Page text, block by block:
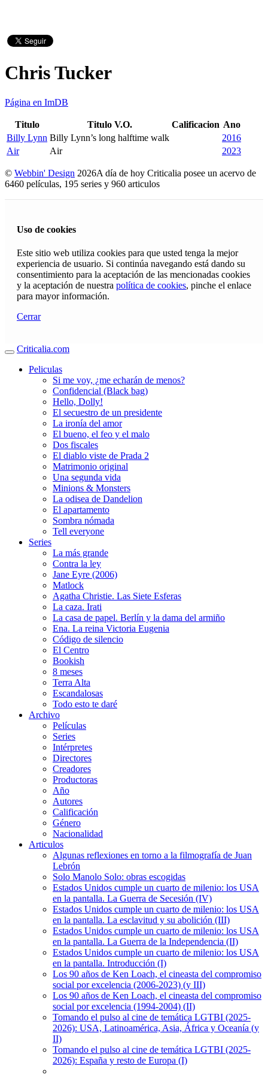
Chris Tucker
Página en ImDB
Titulo Titulo V.O. Calificacion Ano
Billy Lynn Billy Lynn’s long halftime walk
2016
Air
Air 2023
© Webbin' Design 2026A día de hoy Criticalia posee un acervo de
6460 películas, 195 series y 960 articulos
Uso de cookies
Este sitio web utiliza cookies para que usted tenga la mejor
experiencia de usuario. Si continúa navegando está dando su
consentimiento para la aceptación de las mencionadas cookies
y la aceptación de nuestra política de cookies, pinche el enlace
para mayor información.
Cerrar
Criticalia.com
Peliculas
Si me voy, ¿me echarán de menos?
Confidencial (Black bag)
Hello, Dolly!
El secuestro de un presidente
La ironía del amor
El bueno, el feo y el malo
Dos fiscales
El diablo viste de Prada 2
Matrimonio original
Una segunda vida
Minions & Monsters
La odisea de Dandelion
El apartamento
Sombra nómada
Tell everyone
Series
La más grande
Contra la ley
Jane Eyre (2006)
Matlock
Agatha Christie. Las Siete Esferas
La caza. Irati
La casa de papel. Berlín y la dama del armiño
Ena. La reina Victoria Eugenia
Código de silencio
El Centro
Bookish
8 meses
Terra Alta
Escandalosas
Todo esto te daré
Archivo
Películas
Series
Intérpretes
Directores
Creadores
Productoras
Año
Autores
Calificación
Género
Nacionalidad
Articulos
Algunas reflexiones en torno a la filmografía de Juan
Lebrón
Solo Manolo Solo: obras escogidas
Estados Unidos cumple un cuarto de milenio: los USA
en la pantalla. La Guerra de Secesión (IV)
Estados Unidos cumple un cuarto de milenio: los USA
en la pantalla. La esclavitud y su abolición (III)
Estados Unidos cumple un cuarto de milenio: los USA
en la pantalla. La Guerra de la Independencia (II)
Estados Unidos cumple un cuarto de milenio: los USA
en la pantalla. Introducción (I)
Los 90 años de Ken Loach, el cineasta del compromiso
social por excelencia (2006-2023) (y III)
Los 90 años de Ken Loach, el cineasta del compromiso
social por excelencia (1994-2004) (II)
Tomando el pulso al cine de temática LGTBI (2025-
2026): USA, Latinoamérica, Asia, África y Oceanía (y
II)
Tomando el pulso al cine de temática LGTBI (2025-
2026): España y resto de Europa (I)